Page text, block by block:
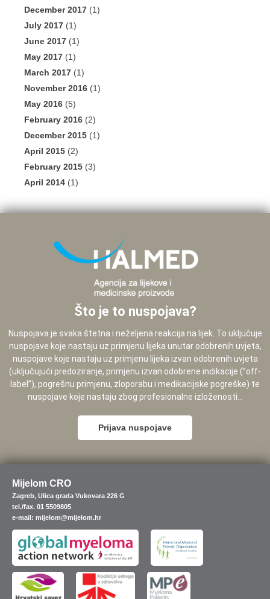
December 2017 (1)
July 2017 (1)
June 2017 (1)
May 2017 (1)
March 2017 (1)
November 2016 (1)
May 2016 (5)
February 2016 (2)
December 2015 (1)
April 2015 (2)
February 2015 (3)
April 2014 (1)
Što je to nuspojava?
Nuspojava je svaka štetna i neželjena reakcija na lijek. To uključuje
nuspojave koje nastaju uz primjenu lijeka unutar odobrenih uvjeta,
nuspojave koje nastaju uz primjenu lijeka izvan odobrenih uvjeta
(uključujući predoziranje, primjenu izvan odobrene indikacije (”off-
label”), pogrešnu primjenu, zloporabu i medikacijske pogreške) te
nuspojave koje nastaju zbog profesionalne izloženosti...
Prijava nuspojave
Mijelom CRO
Zagreb, Ulica grada Vukovara 226 G
tel./fax. 01 5509805
e-mail: mijelom@mijelom.hr